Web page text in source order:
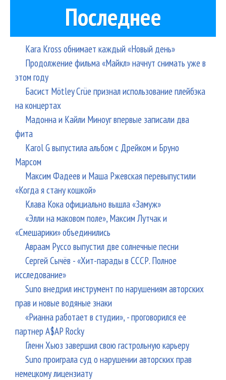
Последнее
Kara Kross обнимает каждый «Новый день»
Продолжение фильма «Майкл» начнут снимать уже в
этом году
Басист Mötley Crüe признал использование плейбэка
на концертах
Мадонна и Кайли Миноуг впервые записали два
фита
Karol G выпустила альбом с Дрейком и Бруно
Марсом
Максим Фадеев и Маша Ржевская перевыпустили
«Когда я стану кошкой»
Клава Кока официально вышла «Замуж»
«Элли на маковом поле», Максим Лутчак и
«Смешарики» объединились
Авраам Руссо выпустил две солнечные песни
Сергей Сычёв - «Хит-парады в СССР. Полное
исследование»
Suno внедрил инструмент по нарушениям авторских
прав и новые водяные знаки
«Рианна работает в студии», - проговорился ее
партнер A$AP Rocky
Гленн Хьюз завершил свою гастрольную карьеру
Suno проиграла суд о нарушении авторских прав
немецкому лицензиату